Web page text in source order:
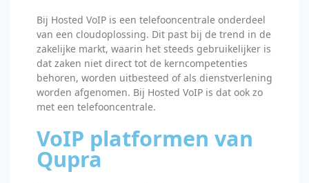
Bij Hosted VoIP is een telefooncentrale onderdeel
van een cloudoplossing. Dit past bij de trend in de
zakelijke markt, waarin het steeds gebruikelijker is
dat zaken niet direct tot de kerncompetenties
behoren, worden uitbesteed of als dienstverlening
worden afgenomen. Bij Hosted VoIP is dat ook zo
met een telefooncentrale.
VoIP platformen van
Qupra